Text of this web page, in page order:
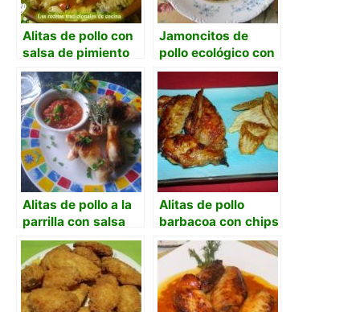
Alitas de pollo con
salsa de pimiento
rojo
Jamoncitos de
pollo ecológico con
cerveza, nata y
curry
Alitas de pollo a la
parrilla con salsa
de hierbas frescas
Alitas de pollo
barbacoa con chips
de patata